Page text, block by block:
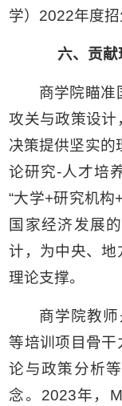
学）2022年度招
六、贡献
商学院瞄准
攻关与政策设计
决策提供坚实的
论研究-人才培
“大学+研究机构
国家经济发展
计，为中央、地
理论支撑。
商学院教
等培训项目骨干
论与政策分析
念。2023年，